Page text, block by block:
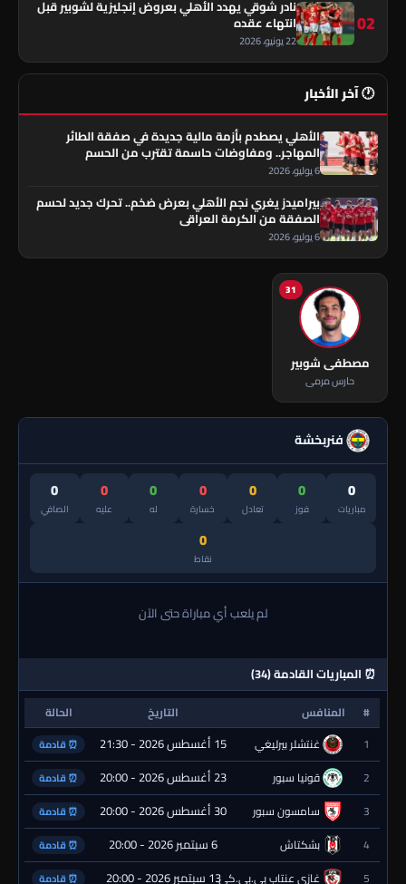
02
نادر شوقي يهدد الأهلي بعروض إنجليزية لشوبير قبل
انتهاء عقده
22 يونيو، 2026
🕐 آخر الأخبار
الأهلي يصطدم بأزمة مالية جديدة في صفقة الطائر
المهاجر.. ومفاوضات حاسمة تقترب من الحسم
6 يوليو، 2026
بيراميدز يغري نجم الأهلي بعرض ضخم.. تحرك جديد لحسم
الصفقة من الكرمة العراقي
6 يوليو، 2026
31
مصطفى شوبير
حارس مرمى
فنربخشة
0
مباريات
0
فوز
0
تعادل
0
خسارة
0
له
0
عليه
0
الصافي
0
نقاط
لم يلعب أي مباراة حتى الآن
⏰ المباريات القادمة (34)
# المنافس التاريخ
الحالة
1
غنتشلر بيرليغي 15 أغسطس 2026 - 21:30 ⏰ قادمة
2 قونيا سبور 23 أغسطس 2026 - 20:00 ⏰ قادمة
3 سامسون سبور 30 أغسطس 2026 - 20:00 ⏰ قادمة
4 بشكتاش 6 سبتمبر 2026 - 20:00 ⏰ قادمة
5 غازي عنتاب بي.بي.كي.13 سبتمبر 2026 - 20:00 ⏰ قادمة